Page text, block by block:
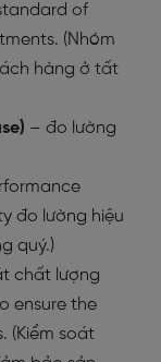
of
(Nhóm
hàng ở tất
– đo lường
đo lường hiệu
quý.)
chất lượng
ensure the
(Kiểm soát